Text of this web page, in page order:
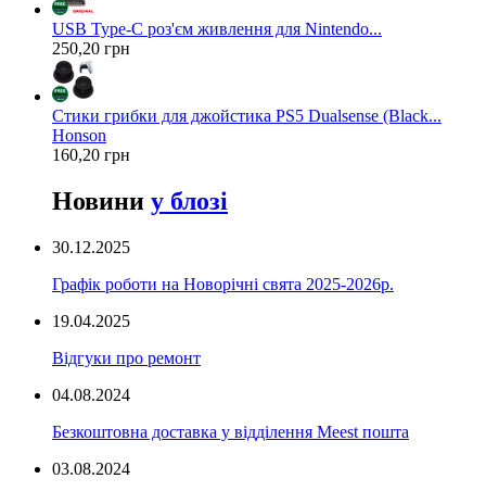
USB Type-C роз'єм живлення для Nintendo...
250,20 грн
Стики грибки для джойстика PS5 Dualsense (Black...
Honson
160,20 грн
Новини у блозі
30.12.2025
Графік роботи на Новорічні свята 2025-2026р.
19.04.2025
Відгуки про ремонт
04.08.2024
Безкоштовна доставка у відділення Meest пошта
03.08.2024